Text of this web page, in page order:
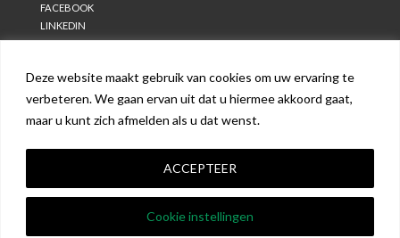
Deze website maakt gebruik van cookies om uw ervaring te
verbeteren. We gaan ervan uit dat u hiermee akkoord gaat,
maar u kunt zich afmelden als u dat wenst.
Cookie instellingen
ACCEPTEER
FACEBOOK
LINKEDIN
© 2026 RealEase / Juno Burger